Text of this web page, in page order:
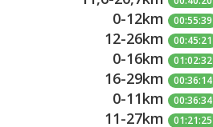
0-12km 00:55:39
12-26km 00:45:21
0-16km 01:02:32
16-29km 00:36:14
0-11km 00:36:34
11-27km 01:21:25